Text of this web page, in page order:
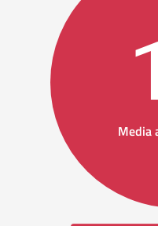
Media